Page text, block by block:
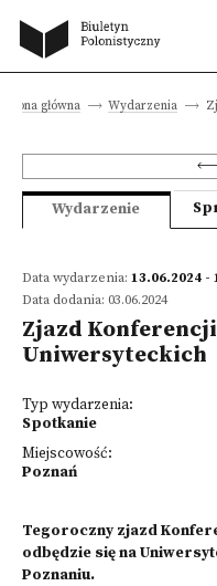
Strona główna Wydarzenia
Wydarzenie
Data wydarzenia: 13.06.2024 -
Data dodania: 03.06.2024
Zjazd
Uniwersyteckich
Typ wydarzenia:
Spotkanie
Miejscowość:
Poznań
Tegoroczny zjazd
odbędzie się na
Poznaniu.